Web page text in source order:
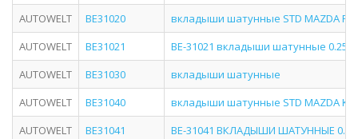
AUTOWELT BE31020
вкладыши шатунные STD MAZDA FS/
AUTOWELT
BE31021
BE-31021 вкладыши шатунные 0.25
AUTOWELT
BE31030
вкладыши шатунные
AUTOWELT
BE31040
вкладыши шатунные STD MAZDA KF
AUTOWELT
BE31041
BE-31041 ВКЛАДЫШИ ШАТУННЫЕ 0.25